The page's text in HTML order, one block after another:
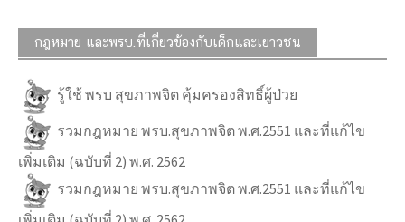
กฎหมาย และพรบ.ที่เกี่ยวข้องกับเด็กและเยาวชน
รู้ใช้ พรบ สุขภาพจิต คุ้มครองสิทธิ์ผู้ป่วย
รวมกฎหมาย พรบ.สุขภาพจิต พ.ศ.2551 และที่แก้ไข
เพิ่มเติม (ฉบับที่ 2) พ.ศ. 2562
รวมกฎหมาย พรบ.สุขภาพจิต พ.ศ.2551 และที่แก้ไข